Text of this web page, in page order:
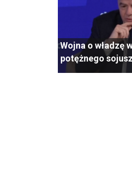
Wojna o władzę
potężnego